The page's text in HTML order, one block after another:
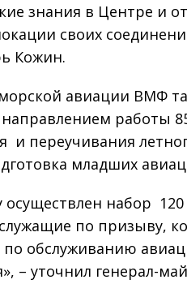
знания в Центре и
своих
Кожин.
авиации ВМФ
работы
и переучивания
младших
осуществлен набор
по призыву,
по обслуживанию
– уточнил генерал-